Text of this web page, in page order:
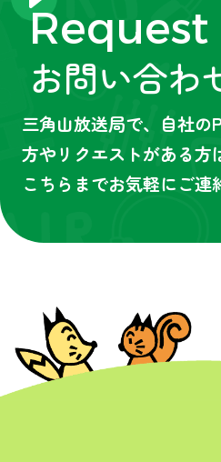
Request
お問い合わ
三角山放送局で、自社の
方やリクエストがある方
こちらまでお気軽にご連